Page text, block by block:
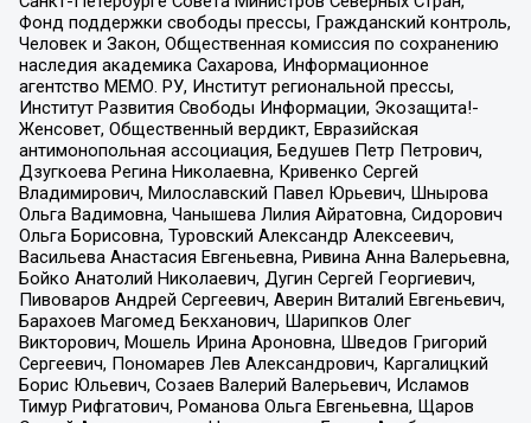
Фонд поддержки свободы прессы, Гражданский контроль,
Человек и Закон, Общественная комиссия по сохранению
наследия академика Сахарова, Информационное
агентство МЕМО. РУ, Институт региональной прессы,
Институт Развития Свободы Информации, Экозащита!-
Женсовет, Общественный вердикт, Евразийская
антимонопольная ассоциация, Бедушев Петр Петрович,
Дзугкоева Регина Николаевна, Кривенко Сергей
Владимирович, Милославский Павел Юрьевич, Шнырова
Ольга Вадимовна, Чанышева Лилия Айратовна, Сидорович
Ольга Борисовна, Туровский Александр Алексеевич,
Васильева Анастасия Евгеньевна, Ривина Анна Валерьевна,
Бойко Анатолий Николаевич, Дугин Сергей Георгиевич,
Пивоваров Андрей Сергеевич, Аверин Виталий Евгеньевич,
Барахоев Магомед Бекханович, Шарипков Олег
Викторович, Мошель Ирина Ароновна, Шведов Григорий
Сергеевич, Пономарев Лев Александрович, Каргалицкий
Борис Юльевич, Созаев Валерий Валерьевич, Исламов
Тимур Рифгатович, Романова Ольга Евгеньевна, Щаров